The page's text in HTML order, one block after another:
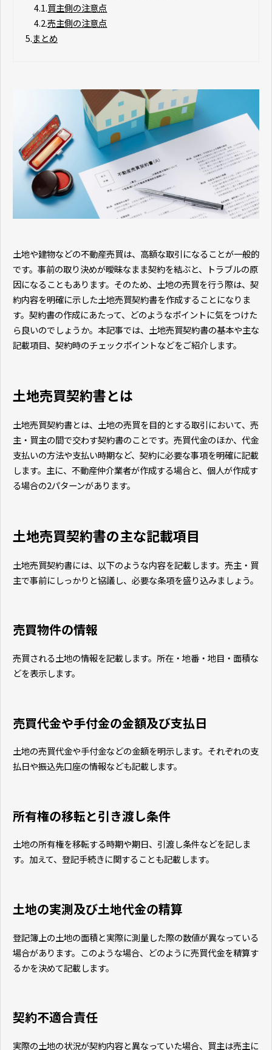
4.1.買主側の注意点
4.2.売主側の注意点
5.まとめ
土地や建物などの不動産売買は、高額な取引になることが一般的
です。事前の取り決めが曖昧なまま契約を結ぶと、トラブルの原
因になることもあります。そのため、土地の売買を行う際は、契
約内容を明確に示した土地売買契約書を作成することになりま
す。契約書の作成にあたって、どのようなポイントに気をつけた
ら良いのでしょうか。本記事では、土地売買契約書の基本や主な
記載項目、契約時のチェックポイントなどをご紹介します。
土地売買契約書とは
​​​​​​​土地売買契約書とは、土地の売買を目的とする取引において、売
主・買主の間で交わす契約書のことです。売買代金のほか、代金
支払いの方法や支払い時期など、契約に必要な事項を明確に記載
します。主に、不動産仲介業者が作成する場合と、個人が作成す
る場合の2パターンがあります。
土地売買契約書の主な記載項目
土地売買契約書には、以下のような内容を記載します。売主・買
主で事前にしっかりと協議し、必要な条項を盛り込みましょう。
売買物件の情報
売買される土地の情報を記載します。所在・地番・地目・面積な
どを表示します。
売買代金や手付金の金額及び支払日
土地の売買代金や手付金などの金額を明示します。それぞれの支
払日や振込先口座の情報なども記載します。
所有権の移転と引き渡し条件
土地の所有権を移転する時期や期日、引渡し条件などを記しま
す。加えて、登記手続きに関することも記載します。
土地の実測及び土地代金の精算
登記簿上の土地の面積と実際に測量した際の数値が異なっている
場合があります。このような場合、どのように売買代金を精算す
るかを決めて記載します。
契約不適合責任
実際の土地の状況が契約内容と異なっていた場合、買主は売主に